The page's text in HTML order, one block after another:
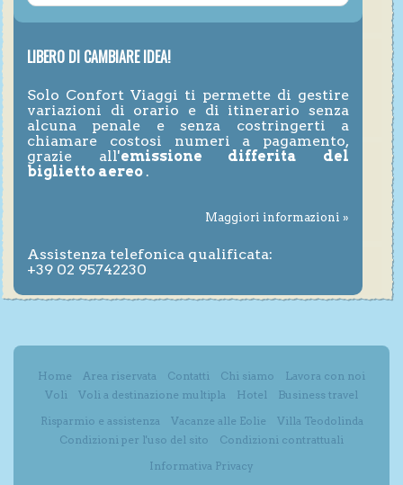
LIBERO DI CAMBIARE IDEA!
Solo Confort Viaggi ti permette di gestire
variazioni di orario e di itinerario senza
alcuna penale e senza costringerti a
chiamare costosi numeri a pagamento,
grazie all'emissione differita del
biglietto aereo .
Maggiori informazioni »
Assistenza telefonica qualificata:
+39 02 95742230
Home Area riservata Contatti Chi siamo
Lavora con noi
Voli
Voli a destinazione multipla Hotel
Business travel
Risparmio e assistenza
Vacanze alle Eolie
Villa Teodolinda
Condizioni per l'uso del sito
Condizioni contrattuali
Informativa Privacy